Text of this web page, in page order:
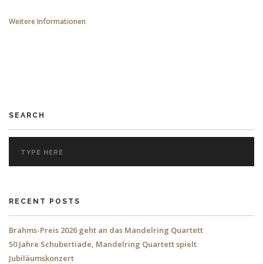
Weitere Informationen
SEARCH
RECENT POSTS
Brahms-Preis 2026 geht an das Mandelring Quartett
50 Jahre Schubertiade, Mandelring Quartett spielt
Jubiläumskonzert